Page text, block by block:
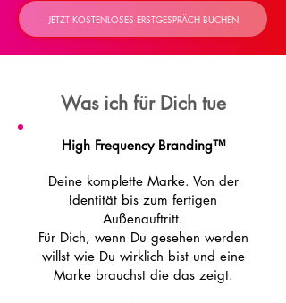
JETZT KOSTENLOSES ERSTGESPRÄCH BUCHEN
Was ich für Dich tue
High Frequency Branding™
Deine komplette Marke. Von der
Identität bis zum fertigen
Außenauftritt.
Für Dich, wenn Du gesehen werden
willst wie Du wirklich bist und eine
Marke brauchst die das zeigt.